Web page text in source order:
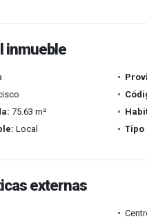
inmueble
75.63 m²
Local Tipo
externas